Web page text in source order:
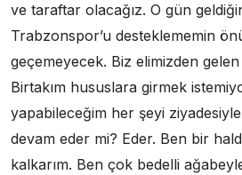
ve taraftar olacağız. O gün
Trabzonspor’u desteklememin
geçemeyecek. Biz elimizden
Birtakım hususlara girmek
yapabileceğim her şeyi
devam eder mi? Eder. Ben bir
kalkarım. Ben çok bedelli